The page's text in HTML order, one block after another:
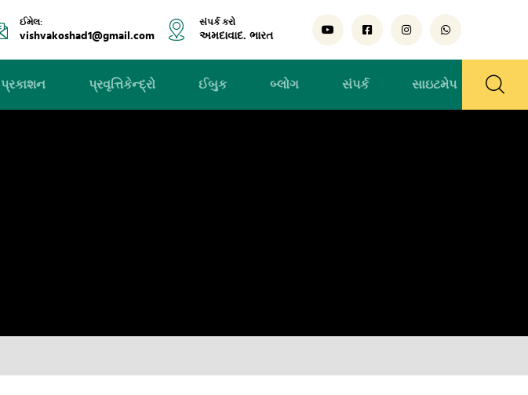
ઈમેલ:
vishvakoshad1@gmail.com
સંપર્ક કરો
અમદાવાદ. ભારત
પ્રકાશન પ્રવૃત્તિકેન્દ્રો ઈબુક બ્લોગ સંપર્ક સાઇટમેપ